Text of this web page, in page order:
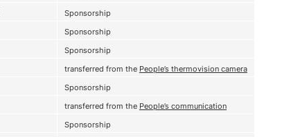
Sponsorship
Sponsorship
Sponsorship
transferred from the People’s thermovision camera
Sponsorship
transferred from the People’s communication
Sponsorship